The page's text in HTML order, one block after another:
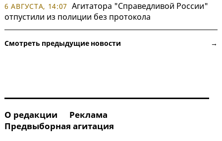
6 АВГУСТА, 14:07 Агитатора "Справедливой России"
отпустили из полиции без протокола
Смотреть предыдущие новости →
О редакции
Реклама
Предвыборная агитация